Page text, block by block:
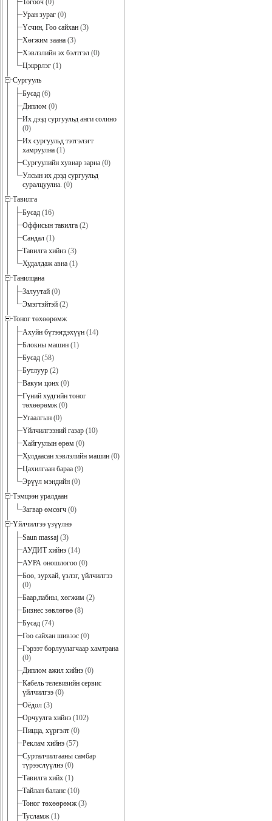
Тогооч (0)
Уран зураг (0)
Үсчин, Гоо сайхан (3)
Хөгжим заана (3)
Хэвлэлийн эх бэлтгэл (0)
Цэцэрлэг (1)
Сургууль
Бусад (6)
Диплом (0)
Их дээд сургуульд анги солино
(0)
Их сургуульд тэтгэлэгт
хамруулна (1)
Сургуулийн хувиар зарна (0)
Улсын их дээд сургуульд
суралцуулна. (0)
Тавилга
Бусад (16)
Оффисын тавилга (2)
Сандал (1)
Тавилга хийнэ (3)
Худалдаж авна (1)
Танилцана
Залуутай (0)
Эмэгтэйтэй (2)
Тоног төхөөрөмж
Ахуйн бүтээгдэхүүн (14)
Блокны машин (1)
Бусад (58)
Бутлуур (2)
Вакум цонх (0)
Гүний худгийн тоног
төхөөрөмж(0)
Угаалгын (0)
Үйлчилгээний газар (10)
Хайгуулын өрөм (0)
Хулдаасан хэвлэлийн машин (0)
Цахилгаан бараа (9)
Эрүүл мэндийн (0)
Тэмцээн уралдаан
Загвар өмсөгч (0)
Үйлчилгээ үзүүлнэ
Saun massaj (3)
АУДИТ хийнэ (14)
АУРА оношлогоо (0)
Бөө, зурхай, үзлэг, үйлчилгээ
(0)
Баар,пабны, хөгжим (2)
Бизнес зөвлөгөө (8)
Бусад (74)
Гоо сайхан шивээс (0)
Гэрээт борлуулагчаар хамтрана
(0)
Диплом ажил хийнэ (0)
Кабель телевизийн сервис
үйлчилгээ (0)
Оёдол (3)
Орчуулга хийнэ (102)
Пицца, хүргэлт (0)
Реклам хийнэ (57)
Сурталчилгааны самбар
түрээслүүлнэ (0)
Тавилга хийх (1)
Тайлан баланс (10)
Тоног төхөөрөмж(3)
Тусламж(1)